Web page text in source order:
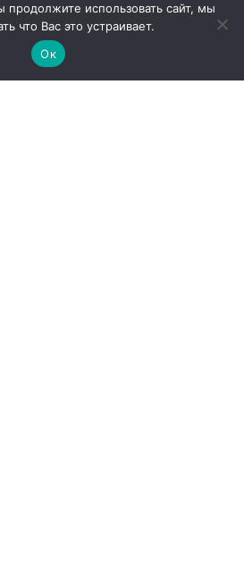
продолжите использовать сайт, мы
что Вас это устраивает.
Ок